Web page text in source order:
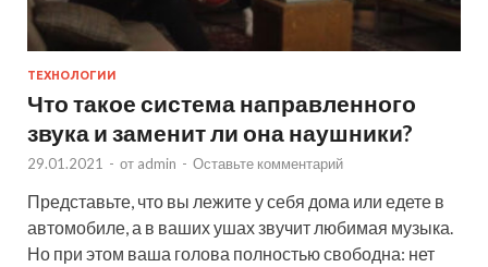
ТЕХНОЛОГИИ
Что такое система направленного
звука и заменит ли она наушники?
29.01.2021 - от admin - Оставьте комментарий
Представьте, что вы лежите у себя дома или едете в
автомобиле, а в ваших ушах звучит любимая музыка.
Но при этом ваша голова полностью свободна: нет